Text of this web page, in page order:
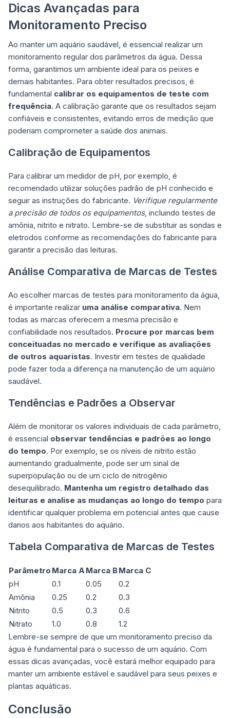
Dicas Avançadas para
Monitoramento Preciso
Ao manter um aquário saudável, é essencial realizar um
monitoramento regular dos parâmetros da água. Dessa
forma, garantimos um ambiente ideal para os peixes e
demais habitantes. Para obter resultados precisos, é
fundamental calibrar os equipamentos de teste com
frequência. A calibração garante que os resultados sejam
confiáveis e consistentes, evitando erros de medição que
poderiam comprometer a saúde dos animais.
Calibração de Equipamentos
Para calibrar um medidor de pH, por exemplo, é
recomendado utilizar soluções padrão de pH conhecido e
seguir as instruções do fabricante. Verifique regularmente
a precisão de todos os equipamentos, incluindo testes de
amônia, nitrito e nitrato. Lembre-se de substituir as sondas e
eletrodos conforme as recomendações do fabricante para
garantir a precisão das leituras.
Análise Comparativa de Marcas de Testes
Ao escolher marcas de testes para monitoramento da água,
é importante realizar uma análise comparativa. Nem
todas as marcas oferecem a mesma precisão e
confiabilidade nos resultados. Procure por marcas bem
conceituadas no mercado e verifique as avaliações
de outros aquaristas. Investir em testes de qualidade
pode fazer toda a diferença na manutenção de um aquário
saudável.
Tendências e Padrões a Observar
Além de monitorar os valores individuais de cada parâmetro,
é essencial observar tendências e padrões ao longo
do tempo. Por exemplo, se os níveis de nitrito estão
aumentando gradualmente, pode ser um sinal de
superpopulação ou de um ciclo de nitrogênio
desequilibrado. Mantenha um registro detalhado das
leituras e analise as mudanças ao longo do tempo para
identificar qualquer problema em potencial antes que cause
danos aos habitantes do aquário.
Tabela Comparativa de Marcas de Testes
Parâmetro Marca AMarca BMarca C
pH
0.1 0.05
0.2
Amônia
0.25 0.2
0.3
Nitrito
0.5 0.3
0.6
Nitrato
1.0 0.8
1.2
Lembre-se sempre de que um monitoramento preciso da
água é fundamental para o sucesso de um aquário. Com
essas dicas avançadas, você estará melhor equipado para
manter um ambiente estável e saudável para seus peixes e
plantas aquáticas.
Conclusão